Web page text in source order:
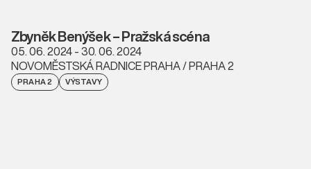
Zbyněk Benýšek – Pražská scéna
05. 06. 2024 - 30. 06. 2024
NOVOMĚSTSKÁ RADNICE PRAHA / PRAHA 2
PRAHA 2 VÝSTAVY